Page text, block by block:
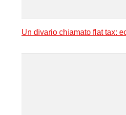
Un divario chiamato flat tax: